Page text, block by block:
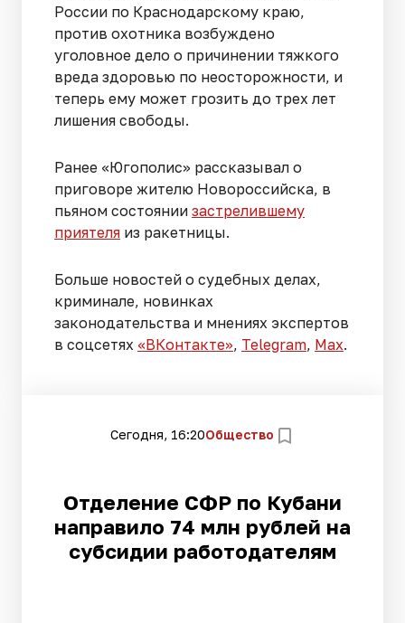
России по Краснодарскому краю,
против охотника возбуждено
уголовное дело о причинении тяжкого
вреда здоровью по неосторожности, и
теперь ему может грозить до трех лет
лишения свободы.
Ранее «Югополис» рассказывал о
приговоре жителю Новороссийска, в
пьяном состоянии застрелившему
приятеля из ракетницы.
Больше новостей о судебных делах,
криминале, новинках
законодательства и мнениях экспертов
в соцсетях «ВКонтакте», Telegram, Мах.
Сегодня, 16:20Общество
Отделение СФР по Кубани
направило 74 млн рублей на
субсидии работодателям